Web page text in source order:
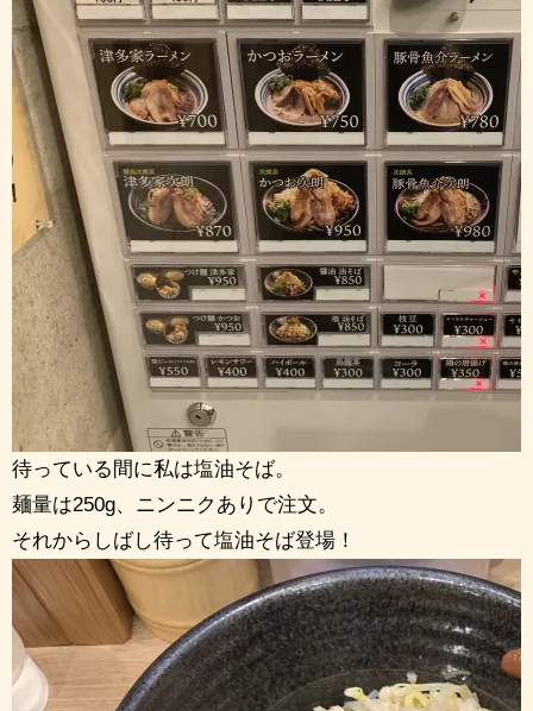
待っている間に私は塩油そば。
麺量は250g、ニンニクありで注文。
それからしばし待って塩油そば登場！